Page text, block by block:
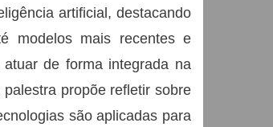
artificial, destacando
modelos mais recentes e
de forma integrada na
propõe refletir sobre
são aplicadas para